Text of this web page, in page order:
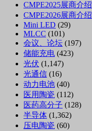
CMPE2025展商介绍
CMPE2026展商介绍
Mini LED (29)
MLCC (101)
会议、论坛 (197)
储能充电 (423)
光伏 (1,147)
光通信 (16)
动力电池 (40)
医用陶瓷 (112)
医药高分子 (128)
半导体 (1,362)
压电陶瓷 (60)